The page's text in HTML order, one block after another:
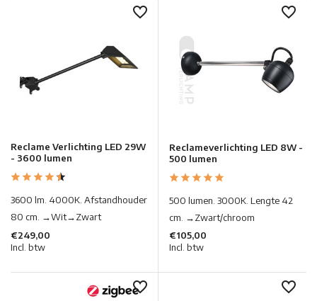
Reclame Verlichting LED 29W
- 3600 lumen
3600 lm. 4000K. Afstandhouder
80 cm. →Wit→Zwart
€249,00
Incl. btw
Reclameverlichting LED 8W -
500 lumen
500 lumen. 3000K. Lengte 42
cm. →Zwart/chroom
€105,00
Incl. btw